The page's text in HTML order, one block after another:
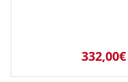
332,00€